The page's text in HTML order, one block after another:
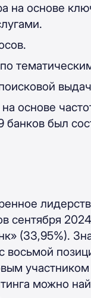
на основе
основе
банков был
сентября
» (33,95%).
восьмой
участником
можно